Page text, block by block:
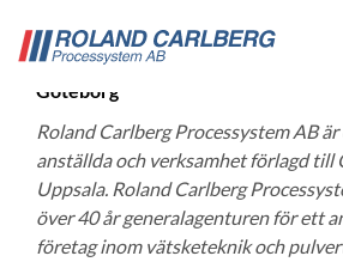
Teknisk säljare till Roland Carlberg
Göteborg
Roland Carlberg Processystem AB
anställda och verksamhet förlagd till
Uppsala. Roland Carlberg
över 40 år generalagenturen för ett
företag inom vätsketeknik och